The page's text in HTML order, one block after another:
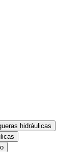
hidráulicas